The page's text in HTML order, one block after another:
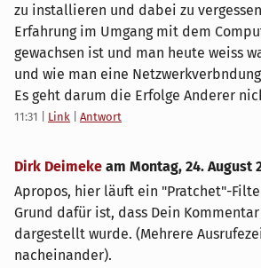
zu installieren und dabei zu
Erfahrung im Umgang mit dem
gewachsen ist und man heute weiss
und wie man eine
Es geht darum die Erfolge Anderer
11:31 Link Antwort
Dirk Deimeke am Montag, 24. August
Apropos, hier läuft ein "Pratchet"-
Grund dafür ist, dass Dein
dargestellt wurde. (Mehrere
nacheinander).